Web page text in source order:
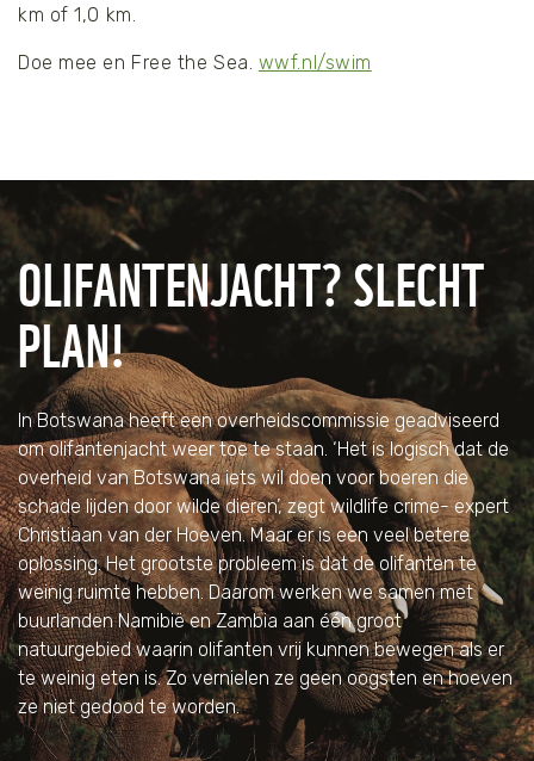
km of 1,0 km.
Doe mee en Free the Sea. wwf.nl/swim
OLIFANTENJACHT? SLECHT
PLAN!
In Botswana heeft een overheidscommissie geadviseerd
om olifantenjacht weer toe te staan. ‘Het is logisch dat de
overheid van Botswana iets wil doen voor boeren die
schade lijden door wilde dieren’, zegt wildlife crime- expert
Christiaan van der Hoeven. Maar er is een veel betere
oplossing. Het grootste probleem is dat de olifanten te
weinig ruimte hebben. Daarom werken we samen met
buurlanden Namibië en Zambia aan één groot
natuurgebied waarin olifanten vrij kunnen bewegen als er
te weinig eten is. Zo vernielen ze geen oogsten en hoeven
ze niet gedood te worden.